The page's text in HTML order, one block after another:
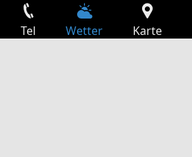
Tel Wetter Karte